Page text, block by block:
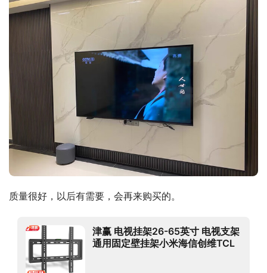
质量很好，以后有需要，会再来购买的。
津赢 电视挂架26-65英寸 电视支架
通用固定壁挂架小米海信创维TCL